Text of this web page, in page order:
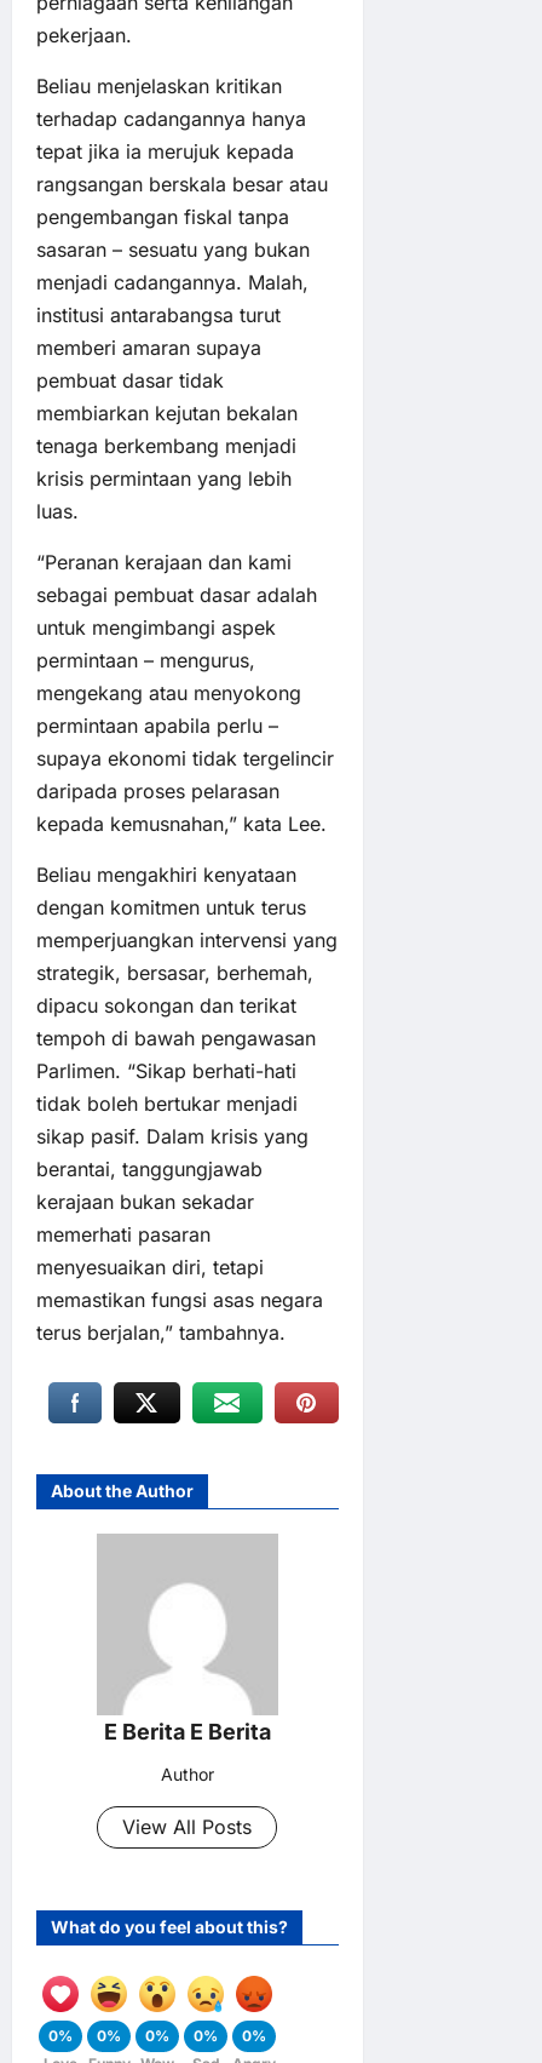
pekerjaan.
Beliau menjelaskan kritikan
terhadap cadangannya hanya
tepat jika ia merujuk kepada
rangsangan berskala besar atau
pengembangan fiskal tanpa
sasaran – sesuatu yang bukan
menjadi cadangannya. Malah,
institusi antarabangsa turut
memberi amaran supaya
pembuat dasar tidak
membiarkan kejutan bekalan
tenaga berkembang menjadi
krisis permintaan yang lebih
luas.
“Peranan kerajaan dan kami
sebagai pembuat dasar adalah
untuk mengimbangi aspek
permintaan – mengurus,
mengekang atau menyokong
permintaan apabila perlu –
supaya ekonomi tidak tergelincir
daripada proses pelarasan
kepada kemusnahan,” kata Lee.
Beliau mengakhiri kenyataan
dengan komitmen untuk terus
memperjuangkan intervensi yang
strategik, bersasar, berhemah,
dipacu sokongan dan terikat
tempoh di bawah pengawasan
Parlimen. “Sikap berhati-hati
tidak boleh bertukar menjadi
sikap pasif. Dalam krisis yang
berantai, tanggungjawab
kerajaan bukan sekadar
memerhati pasaran
menyesuaikan diri, tetapi
memastikan fungsi asas negara
terus berjalan,” tambahnya.
About the Author
E Berita E Berita
Author
View All Posts
What do you feel about this?
0%
0%
0%
0%
0%